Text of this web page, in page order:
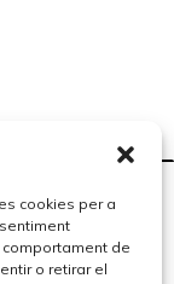
cookies per a
de
o retirar el